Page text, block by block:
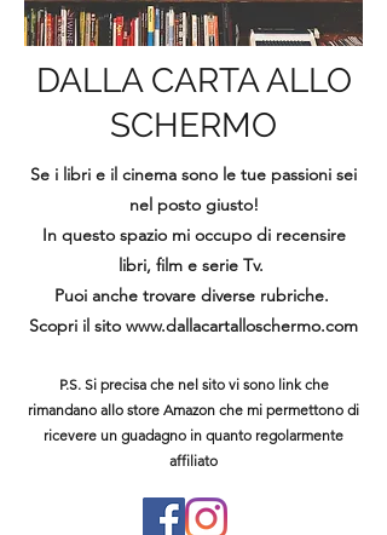
DALLA CARTA ALLO
SCHERMO
Se i libri e il cinema sono le tue passioni sei
nel posto giusto!
In questo spazio mi occupo di recensire
libri, film e serie Tv.
Puoi anche trovare diverse rubriche.
Scopri il sito www.dallacartalloschermo.com
P.S. Si precisa che nel sito vi sono link che
rimandano allo store Amazon che mi permettono di
ricevere un guadagno in quanto regolarmente
affiliato